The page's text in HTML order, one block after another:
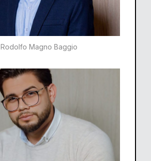
Rodolfo Magno Baggio​​